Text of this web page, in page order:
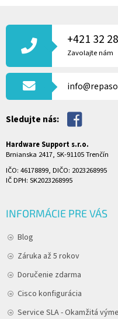
Á
T
+421 32
Zavolajte nám
Sledujte nás:
Hardware Support s.r.o.
Brnianska 2417, SK-91105 Trenčín
IČO: 46178899, DIČO: 2023268995
IČ DPH: SK2023268995
INFORMÁCIE PRE VÁS
Blog
Záruka až 5 rokov
Doručenie zdarma
Cisco konfigurácia
Service SLA - Okamžitá